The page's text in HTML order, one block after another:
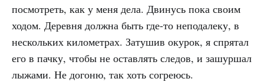
посмотреть, как у меня дела. Двинусь пока своим
ходом. Деревня должна быть где-то неподалеку, в
нескольких километрах. Затушив окурок, я спрятал
его в пачку, чтобы не оставлять следов, и зашуршал
лыжами. Не догоню, так хоть согреюсь.